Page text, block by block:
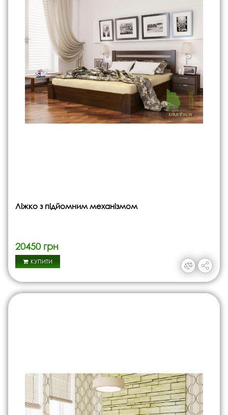
Ліжко з підйомним механізмом
20450 грн
КУПИТИ